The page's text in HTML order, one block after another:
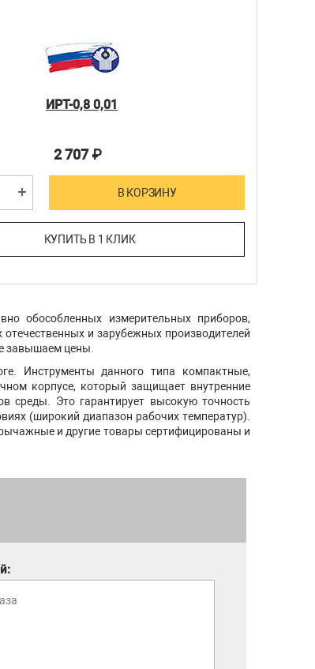
ИРТ-0,8 0,01
2 707₽
В КОРЗИНУ
КУПИТЬ В 1 КЛИК
обособленных измерительных приборов,
и зарубежных производителей
завышаем цены.
Инструменты данного типа компактные,
корпусе, который защищает внутренние
среды. Это гарантирует высокую точность
(широкий диапазон рабочих температур).
и другие товары сертифицированы и